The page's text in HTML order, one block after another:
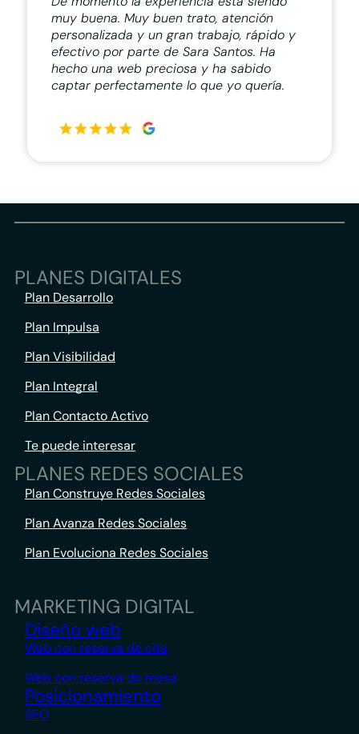
muy buena. Muy buen trato, atención
personalizada y un gran trabajo, rápido y
efectivo por parte de Sara Santos. Ha
hecho una web preciosa y ha sabido
captar perfectamente lo que yo quería.
PLANES DIGITALES
Plan Desarrollo
Plan Impulsa
Plan Visibilidad
Plan Integral
Plan Contacto Activo
Te puede interesar
PLANES REDES SOCIALES
Plan Construye Redes Sociales
Plan Avanza Redes Sociales
Plan Evoluciona Redes Sociales
MARKETING DIGITAL
Diseño web
Web con reserva de cita
Web con reserva de mesa
Posicionamiento
SEO